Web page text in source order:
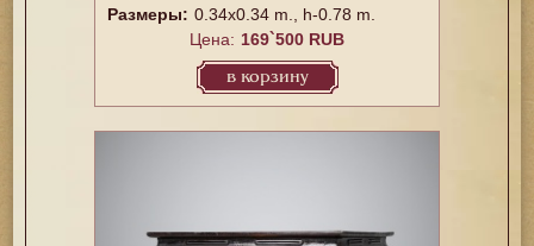
Размеры: 0.34x0.34 m., h-0.78 m.
Цена: 169`500 RUB
в корзину